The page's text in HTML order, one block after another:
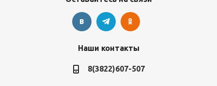
Наши контакты
8(3822)607-507